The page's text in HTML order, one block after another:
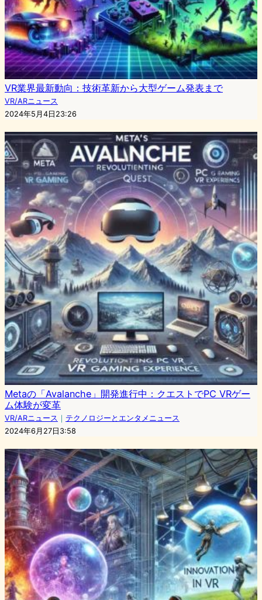
VR業界最新動向：技術革新から大型ゲーム発表まで
VR/ARニュース
2024年5月4日23:26
Metaの「Avalanche」開発進行中：クエストでPC VRゲー
ム体験が変革
VR/ARニュース ｜ テクノロジーとエンタメニュース
2024年6月27日3:58